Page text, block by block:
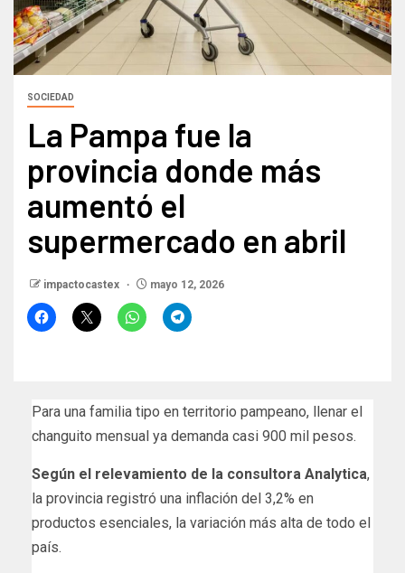
SOCIEDAD
La Pampa fue la
provincia donde más
aumentó el
supermercado en abril
impactocastex mayo 12, 2026
Para una familia tipo en territorio pampeano, llenar el
changuito mensual ya demanda casi 900 mil pesos.
Según el relevamiento de la consultora Analytica,
la provincia registró una inflación del 3,2% en
productos esenciales, la variación más alta de todo el
país.